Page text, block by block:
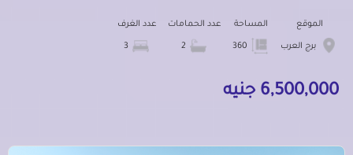
الموقع
برج العرب
المساحة عدد الحمامات عدد الغرف
6,500,000 جنيه